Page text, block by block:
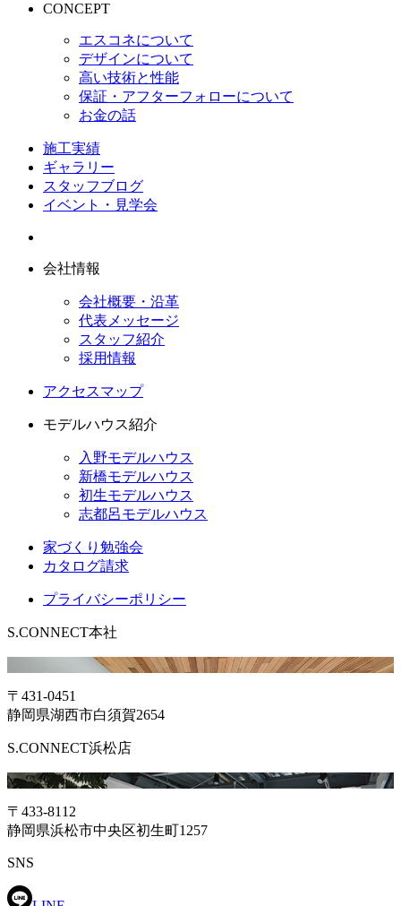
CONCEPT
エスコネについて
デザインについて
高い技術と性能
保証・アフターフォローについて
お金の話
施工実績
ギャラリー
スタッフブログ
イベント・見学会
会社情報
会社概要・沿革
代表メッセージ
スタッフ紹介
採用情報
アクセスマップ
モデルハウス紹介
入野モデルハウス
新橋モデルハウス
初生モデルハウス
志都呂モデルハウス
家づくり勉強会
カタログ請求
プライバシーポリシー
S.CONNECT本社
〒431-0451
静岡県湖西市白須賀2654
S.CONNECT浜松店
〒433-8112
静岡県浜松市中央区初生町1257
SNS